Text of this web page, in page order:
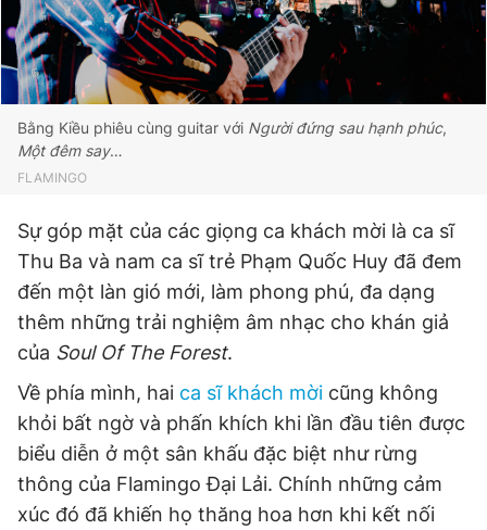
Bằng Kiều phiêu cùng guitar với Người đứng sau hạnh phúc,
Một đêm say…
FLAMINGO
Sự góp mặt của các giọng ca khách mời là ca sĩ
Thu Ba và nam ca sĩ trẻ Phạm Quốc Huy đã đem
đến một làn gió mới, làm phong phú, đa dạng
thêm những trải nghiệm âm nhạc cho khán giả
của Soul Of The Forest.
Về phía mình, hai ca sĩ khách mời cũng không
khỏi bất ngờ và phấn khích khi lần đầu tiên được
biểu diễn ở một sân khấu đặc biệt như rừng
thông của Flamingo Đại Lải. Chính những cảm
xúc đó đã khiến họ thăng hoa hơn khi kết nối